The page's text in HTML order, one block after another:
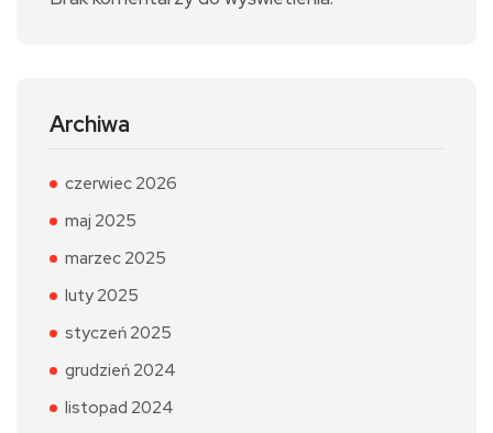
Archiwa
czerwiec 2026
maj 2025
marzec 2025
luty 2025
styczeń 2025
grudzień 2024
listopad 2024